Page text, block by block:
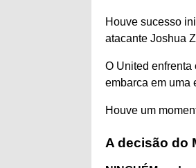
Houve sucesso
atacante Joshua
O United
embarca em uma
Houve um
A decisão do